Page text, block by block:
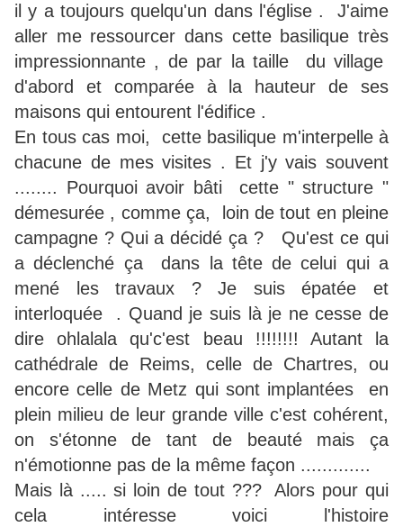
il y a toujours quelqu'un dans l'église . J'aime
aller me ressourcer dans cette basilique très
impressionnante , de par la taille du village
d'abord et comparée à la hauteur de ses
maisons qui entourent l'édifice .
En tous cas moi, cette basilique m'interpelle à
chacune de mes visites . Et j'y vais souvent
........ Pourquoi avoir bâti cette " structure "
démesurée , comme ça, loin de tout en pleine
campagne ? Qui a décidé ça ? Qu'est ce qui
a déclenché ça dans la tête de celui qui a
mené les travaux ? Je suis épatée et
interloquée . Quand je suis là je ne cesse de
dire ohlalala qu'c'est beau !!!!!!!! Autant la
cathédrale de Reims, celle de Chartres, ou
encore celle de Metz qui sont implantées en
plein milieu de leur grande ville c'est cohérent,
on s'étonne de tant de beauté mais ça
n'émotionne pas de la même façon .............
Mais là ..... si loin de tout ??? Alors pour qui
cela intéresse voici l'histoire